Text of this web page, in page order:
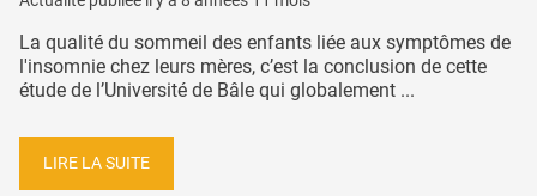
La qualité du sommeil des enfants liée aux symptômes de
l'insomnie chez leurs mères, c’est la conclusion de cette
étude de l’Université de Bâle qui globalement ...
LIRE LA SUITE